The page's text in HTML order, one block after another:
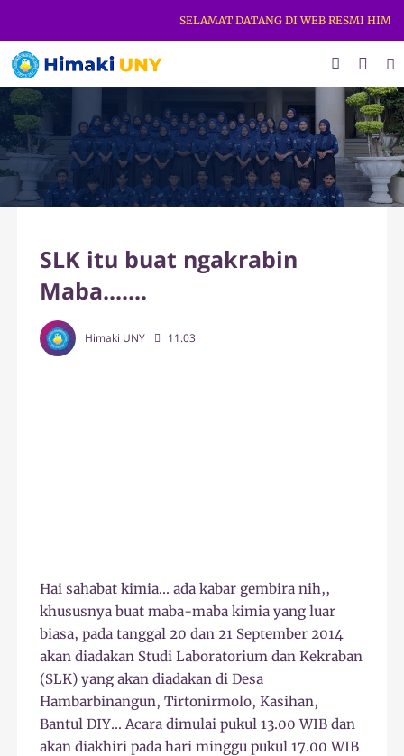
SELAMAT DATANG DI WEB RESMI
SLK itu buat ngakrabin
Maba.......
Himaki UNY 11.03
Hai sahabat kimia... ada kabar gembira nih,,
khususnya buat maba-maba kimia yang luar
biasa, pada tanggal 20 dan 21 September 2014
akan diadakan Studi Laboratorium dan Kekraban
(SLK) yang akan diadakan di Desa
Hambarbinangun, Tirtonirmolo, Kasihan,
Bantul DIY... Acara dimulai pukul 13.00 WIB dan
akan diakhiri pada hari minggu pukul 17.00 WIB